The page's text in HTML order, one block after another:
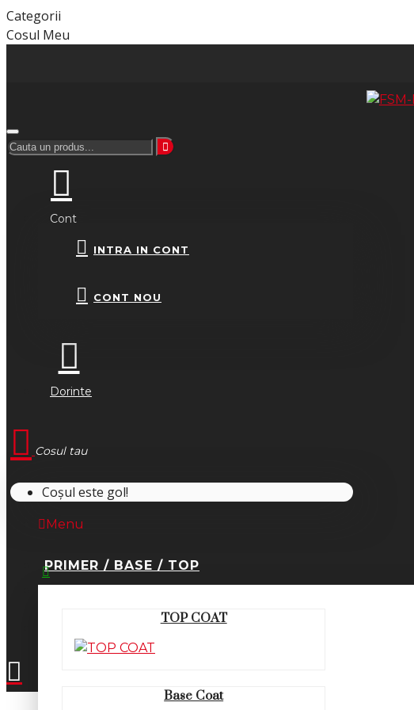
Categorii
Cosul Meu
Cont
INTRA IN CONT
CONT NOU
Dorinte
Cosul tau
Coșul este gol!
Menu
PRIMER / BASE / TOP
TOP COAT
Base Coat
0745.677.518
office@fsm-romania.ro